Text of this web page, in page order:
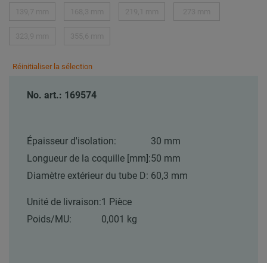
Réinitialiser la sélection
No. art.: 169574
Épaisseur d'isolation:
30 mm
Longueur de la coquille [mm]:50 mm
Diamètre extérieur du tube D: 60,3 mm
Unité de livraison:1 Pièce
Poids/MU:
0,001 kg